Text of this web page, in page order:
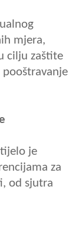
mjera,
cilju zaštite
je
za
od sjutra